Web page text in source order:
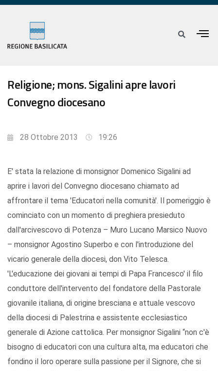
Religione; mons. Sigalini apre lavori
Convegno diocesano
28 Ottobre 2013 19:26
E' stata la relazione di monsignor Domenico Sigalini ad
aprire i lavori del Convegno diocesano chiamato ad
affrontare il tema 'Educatori nella comunità'. Il pomeriggio è
cominciato con un momento di preghiera presieduto
dall'arcivescovo di Potenza – Muro Lucano Marsico Nuovo
– monsignor Agostino Superbo e con l'introduzione del
vicario generale della diocesi, don Vito Telesca.
'L'educazione dei giovani ai tempi di Papa Francesco' il filo
conduttore dell'intervento del fondatore della Pastorale
giovanile italiana, di origine bresciana e attuale vescovo
della diocesi di Palestrina e assistente ecclesiastico
generale di Azione cattolica. Per monsignor Sigalini “non c'è
bisogno di educatori con una cultura alta, ma educatori che
fondino il loro operare sulla passione per il Signore, che si